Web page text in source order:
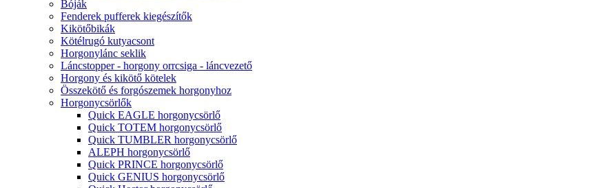
Bóják
Fenderek pufferek kiegészítők
Kikötőbikák
Kötélrugó kutyacsont
Horgonylánc seklik
Láncstopper - horgony orrcsiga - láncvezető
Horgony és kikötő kötelek
Összekötő és forgószemek horgonyhoz
Horgonycsörlők
Quick EAGLE horgonycsörlő
Quick TOTEM horgonycsörlő
Quick TUMBLER horgonycsörlő
ALEPH horgonycsörlő
Quick PRINCE horgonycsörlő
Quick GENIUS horgonycsörlő